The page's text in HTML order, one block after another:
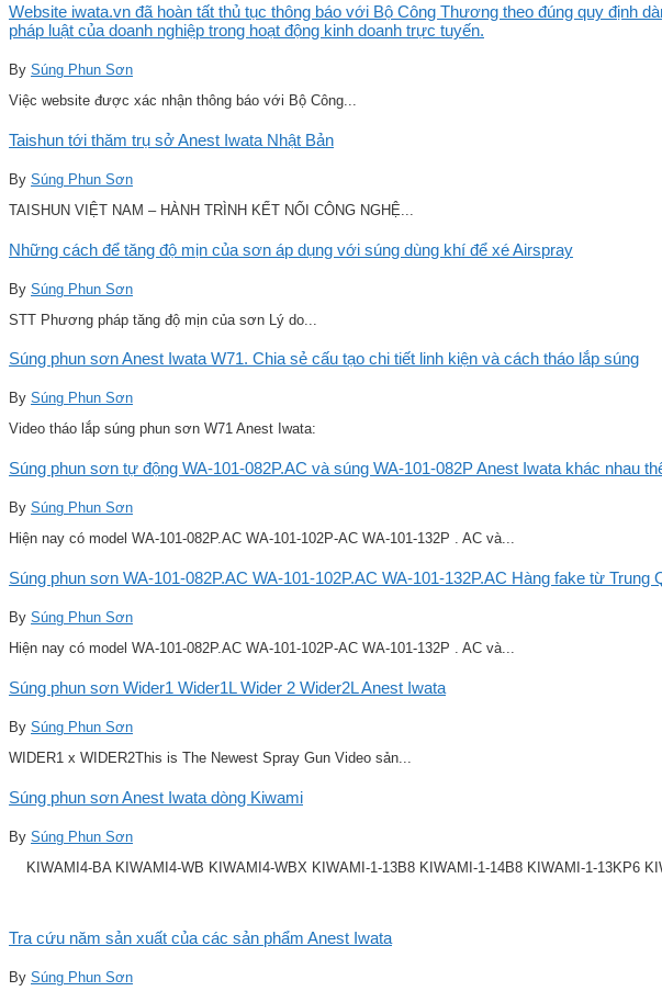
Website iwata.vn đã hoàn tất thủ tục thông báo với Bộ Công Thương theo đúng quy định
pháp luật của doanh nghiệp trong hoạt động kinh doanh trực tuyến.
By Súng Phun Sơn
Việc website được xác nhận thông báo với Bộ Công...
Taishun tới thăm trụ sở Anest Iwata Nhật Bản
By Súng Phun Sơn
TAISHUN VIỆT NAM – HÀNH TRÌNH KẾT NỐI CÔNG NGHỆ...
Những cách để tăng độ mịn của sơn áp dụng với súng dùng khí để xé Airspray
By Súng Phun Sơn
STT Phương pháp tăng độ mịn của sơn Lý do...
Súng phun sơn Anest Iwata W71. Chia sẻ cấu tạo chi tiết linh kiện và cách tháo lắp súng
By Súng Phun Sơn
Video tháo lắp súng phun sơn W71 Anest Iwata:
Súng phun sơn tự động WA-101-082P.AC và súng WA-101-082P Anest Iwata khác nhau
By Súng Phun Sơn
Hiện nay có model WA-101-082P.AC WA-101-102P-AC WA-101-132P . AC và...
Súng phun sơn WA-101-082P.AC WA-101-102P.AC WA-101-132P.AC Hàng fake từ Trung
By Súng Phun Sơn
Hiện nay có model WA-101-082P.AC WA-101-102P-AC WA-101-132P . AC và...
Súng phun sơn Wider1 Wider1L Wider 2 Wider2L Anest Iwata
By Súng Phun Sơn
WIDER1 x WIDER2This is The Newest Spray Gun Video sản...
Súng phun sơn Anest Iwata dòng Kiwami
By Súng Phun Sơn
KIWAMI4-BA KIWAMI4-WB KIWAMI4-WBX KIWAMI-1-13B8 KIWAMI-1-14B8 KIWAMI-1-13KP6
Tra cứu năm sản xuất của các sản phẩm Anest Iwata
By Súng Phun Sơn